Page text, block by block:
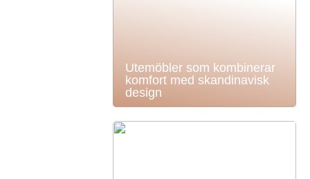
Utemöbler som kombinerar
komfort med skandinavisk
design